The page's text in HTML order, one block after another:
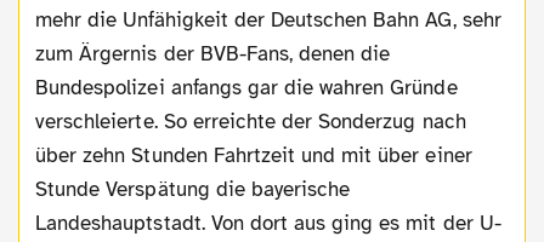
mehr die Unfähigkeit der Deutschen Bahn AG, sehr
zum Ärgernis der BVB-Fans, denen die
Bundespolizei anfangs gar die wahren Gründe
verschleierte. So erreichte der Sonderzug nach
über zehn Stunden Fahrtzeit und mit über einer
Stunde Verspätung die bayerische
Landeshauptstadt. Von dort aus ging es mit der U-